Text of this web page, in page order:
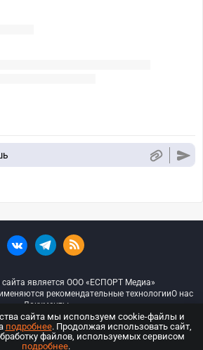
сайта является ООО «ЕСПОРТ Медиа»
рекомендательные технологииО нас
Документы
— Все права защищены
сайта мы используем cookie-файлы и
подробнее. Продолжая использовать сайт,
файлов, используемых сервисом
подробнее.